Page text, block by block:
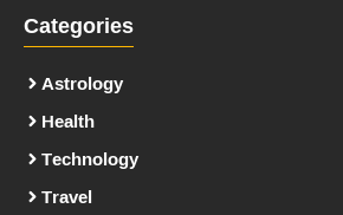
Categories
Astrology
Health
Technology
Travel